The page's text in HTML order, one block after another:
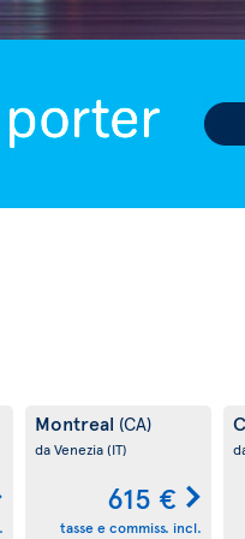
Montreal (CA)
da Venezia(IT)
615 €
tasse e commiss. incl.